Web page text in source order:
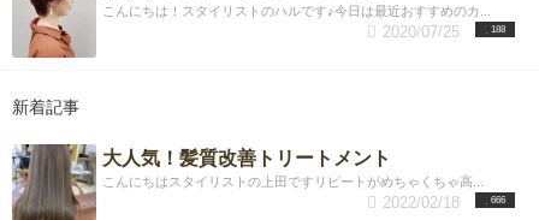
こんにちは！スタイリストのハルです♪今日は最近おすすめのカ...
188
2020/07/25
新着記事
大人気！髪質改善トリートメント
こんにちはスタイリストの上田ですリピートがめちゃくちゃ高...
666
2022/02/18